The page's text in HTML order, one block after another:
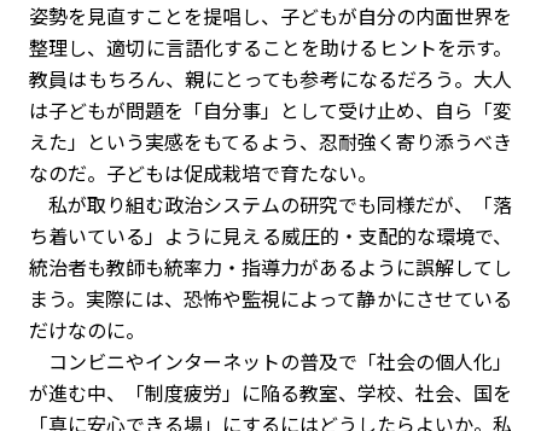
姿勢を見直すことを提唱し、子どもが自分の内面世界を
整理し、適切に言語化することを助けるヒントを示す。
教員はもちろん、親にとっても参考になるだろう。大人
は子どもが問題を「自分事」として受け止め、自ら「変
えた」という実感をもてるよう、忍耐強く寄り添うべき
なのだ。子どもは促成栽培で育たない。
私が取り組む政治システムの研究でも同様だが、「落
ち着いている」ように見える威圧的・支配的な環境で、
統治者も教師も統率力・指導力があるように誤解してし
まう。実際には、恐怖や監視によって静かにさせている
だけなのに。
コンビニやインターネットの普及で「社会の個人化」
が進む中、「制度疲労」に陥る教室、学校、社会、国を
「真に安心できる場」にするにはどうしたらよいか。私